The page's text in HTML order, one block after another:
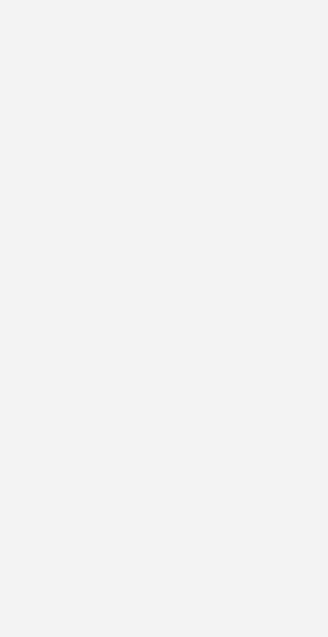
gehörten auch die sechs Referate
und aktuelle Trends“.
Sicht war das Jahr 2011 geprägt von
Handwerksbetriebe im SHK-Bereich. Trotz
2 % warnte Klein vor zu hohen
Die Ertragssituation vieler Betriebe habe sich
Die Eigenkapitalquote verharre
einem unbefriedigenden Niveau.
sei aufgrund der unsteten Förderpolitik
Haltung geprägt. Die Anzahl der
sinkender Lehrlingszahlen mit rund 45000
werden ältere Mitarbeiter länger in den
die Zahl der SHK-Handwerksbetriebe mit
blieb in Baden-Württemberg mit 8131 nahezu
jetzt nach
die Fachreferate ab.
und Energiewirtschaft Baden-